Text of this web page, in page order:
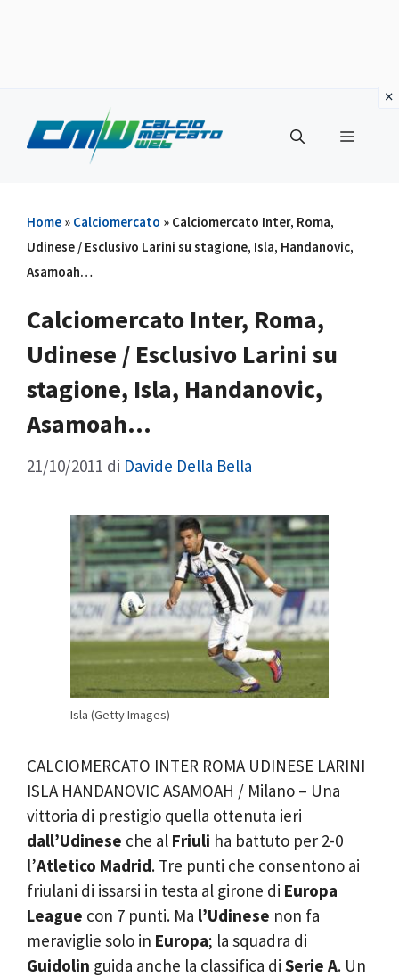
contenuto
Menu
Home » Calciomercato » Calciomercato Inter, Roma,
Udinese / Esclusivo Larini su stagione, Isla, Handanovic,
Asamoah…
Calciomercato Inter, Roma,
Udinese / Esclusivo Larini su
stagione, Isla, Handanovic,
Asamoah…
21/10/2011 di Davide Della Bella
Isla (Getty Images)
CALCIOMERCATO INTER ROMA UDINESE LARINI
ISLA HANDANOVIC ASAMOAH / Milano – Una
vittoria di prestigio quella ottenuta ieri
dall’Udinese che al Friuli ha battuto per 2-0
l’Atletico Madrid. Tre punti che consentono ai
friulani di issarsi in testa al girone di Europa
League con 7 punti. Ma l’Udinese non fa
meraviglie solo in Europa; la squadra di
Guidolin guida anche la classifica di Serie A. Un